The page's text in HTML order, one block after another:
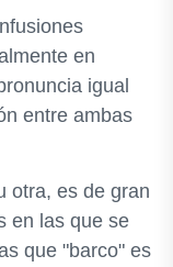
en
igual
entre ambas
otra, es de gran
en las que se
que "barco" es